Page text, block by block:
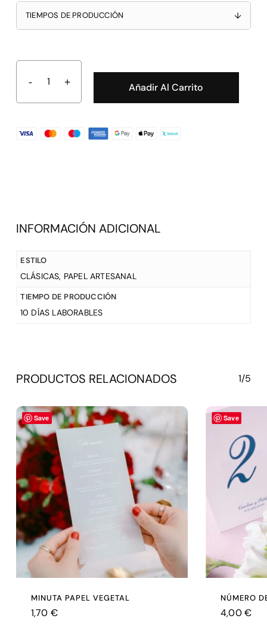
TIEMPOS DE PRODUCCIÓN ↓
Añadir Al Carrito
INFORMACIÓN ADICIONAL
ESTILO
CLÁSICAS, PAPEL ARTESANAL
TIEMPO DE PRODUCCIÓN
10 DÍAS LABORABLES
PRODUCTOS RELACIONADOS 1/5
Save
MINUTA PAPEL VEGETAL
1,70 €
Save
NÚMERO
4,00€